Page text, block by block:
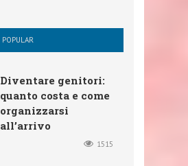
POPULAR
Diventare genitori:
quanto costa e come
organizzarsi
all’arrivo
1515